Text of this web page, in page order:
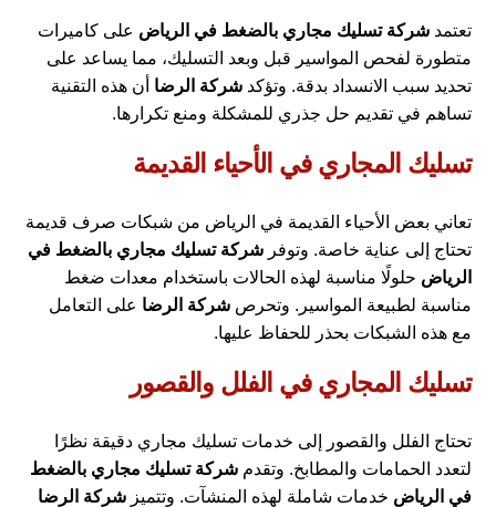
تعتمدشركة تسليك مجاري بالضغط في الرياض على كاميرات
متطورة لفحص المواسير قبل وبعد التسليك، مما يساعد على
تحديد سبب الانسداد بدقة. وتؤكدشركة الرضا أن هذه التقنية
تساهم في تقديم حل جذري للمشكلة ومنع تكرارها.
تسليك المجاري في الأحياء القديمة
تعاني بعض الأحياء القديمة في الرياض من شبكات صرف قديمة
تحتاج إلى عناية خاصة. وتوفرشركة تسليك مجاري بالضغط في
الرياض حلولًا مناسبة لهذه الحالات باستخدام معدات ضغط
مناسبة لطبيعة المواسير. وتحرصشركة الرضا على التعامل
مع هذه الشبكات بحذر للحفاظ عليها.
تسليك المجاري في الفلل والقصور
تحتاج الفلل والقصور إلى خدمات تسليك مجاري دقيقة نظرًا
لتعدد الحمامات والمطابخ. وتقدمشركة تسليك مجاري بالضغط
في الرياض خدمات شاملة لهذه المنشآت. وتتميزشركة الرضا